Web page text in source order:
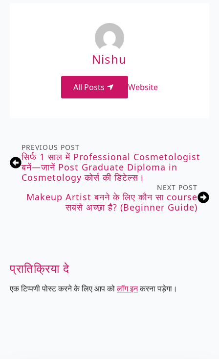
Nishu
All Posts Website
PREVIOUS POST
सिर्फ 1 साल में Professional Cosmetologist
बनें—जानें Post Graduate Diploma in
Cosmetology कोर्स की डिटेल्स।
NEXT POST
Makeup Artist बनने के लिए कौन सा course
सबसे अच्छा है? (Beginner Guide)
प्रातिक्रिया दे
एक टिप्पणी पोस्ट करने के लिए आप कोलॉग इनकरना पड़ेगा।